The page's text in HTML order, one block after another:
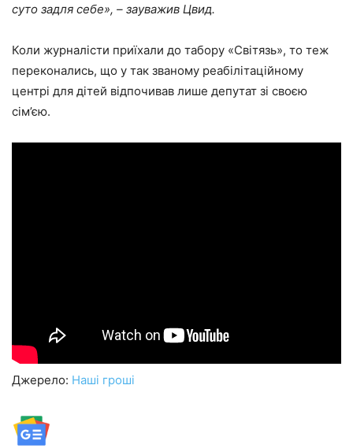
суто задля себе», – зауважив Цвид.
Коли журналісти приїхали до табору «Світязь», то теж
переконались, що у так званому реабілітаційному
центрі для дітей відпочивав лише депутат зі своєю
сім’єю.
Джерело: Наші гроші